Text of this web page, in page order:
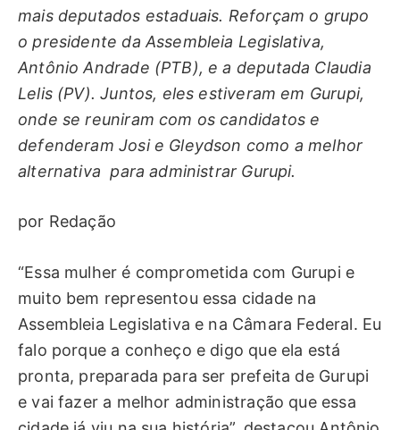
mais deputados estaduais. Reforçam o grupo
o presidente da Assembleia Legislativa,
Antônio Andrade (PTB), e a deputada Claudia
Lelis (PV). Juntos, eles estiveram em Gurupi,
onde se reuniram com os candidatos e
defenderam Josi e Gleydson como a melhor
alternativa para administrar Gurupi.
por Redação
“Essa mulher é comprometida com Gurupi e
muito bem representou essa cidade na
Assembleia Legislativa e na Câmara Federal. Eu
falo porque a conheço e digo que ela está
pronta, preparada para ser prefeita de Gurupi
e vai fazer a melhor administração que essa